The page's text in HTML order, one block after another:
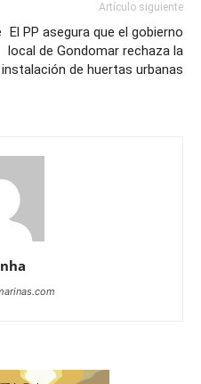
Artículo siguiente
El PP asegura que el gobierno
local de Gondomar rechaza la
instalación de huertas urbanas